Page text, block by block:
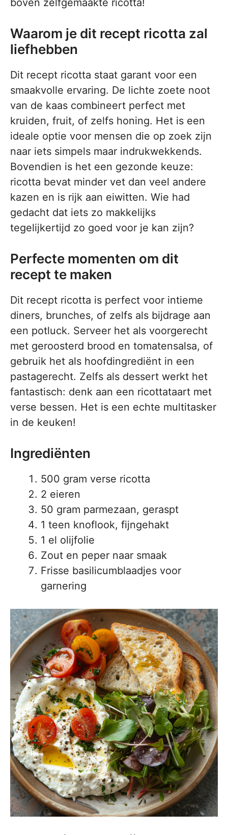
boven zelfgemaakte ricotta!
Waarom je dit recept ricotta zal
liefhebben
Dit recept ricotta staat garant voor een
smaakvolle ervaring. De lichte zoete noot
van de kaas combineert perfect met
kruiden, fruit, of zelfs honing. Het is een
ideale optie voor mensen die op zoek zijn
naar iets simpels maar indrukwekkends.
Bovendien is het een gezonde keuze:
ricotta bevat minder vet dan veel andere
kazen en is rijk aan eiwitten. Wie had
gedacht dat iets zo makkelijks
tegelijkertijd zo goed voor je kan zijn?
Perfecte momenten om dit
recept te maken
Dit recept ricotta is perfect voor intieme
diners, brunches, of zelfs als bijdrage aan
een potluck. Serveer het als voorgerecht
met geroosterd brood en tomatensalsa, of
gebruik het als hoofdingrediënt in een
pastagerecht. Zelfs als dessert werkt het
fantastisch: denk aan een ricottataart met
verse bessen. Het is een echte multitasker
in de keuken!
Ingrediënten
500 gram verse ricotta
2 eieren
50 gram parmezaan, geraspt
1 teen knoflook, fijngehakt
1 el olijfolie
Zout en peper naar smaak
Frisse basilicumblaadjes voor
garnering